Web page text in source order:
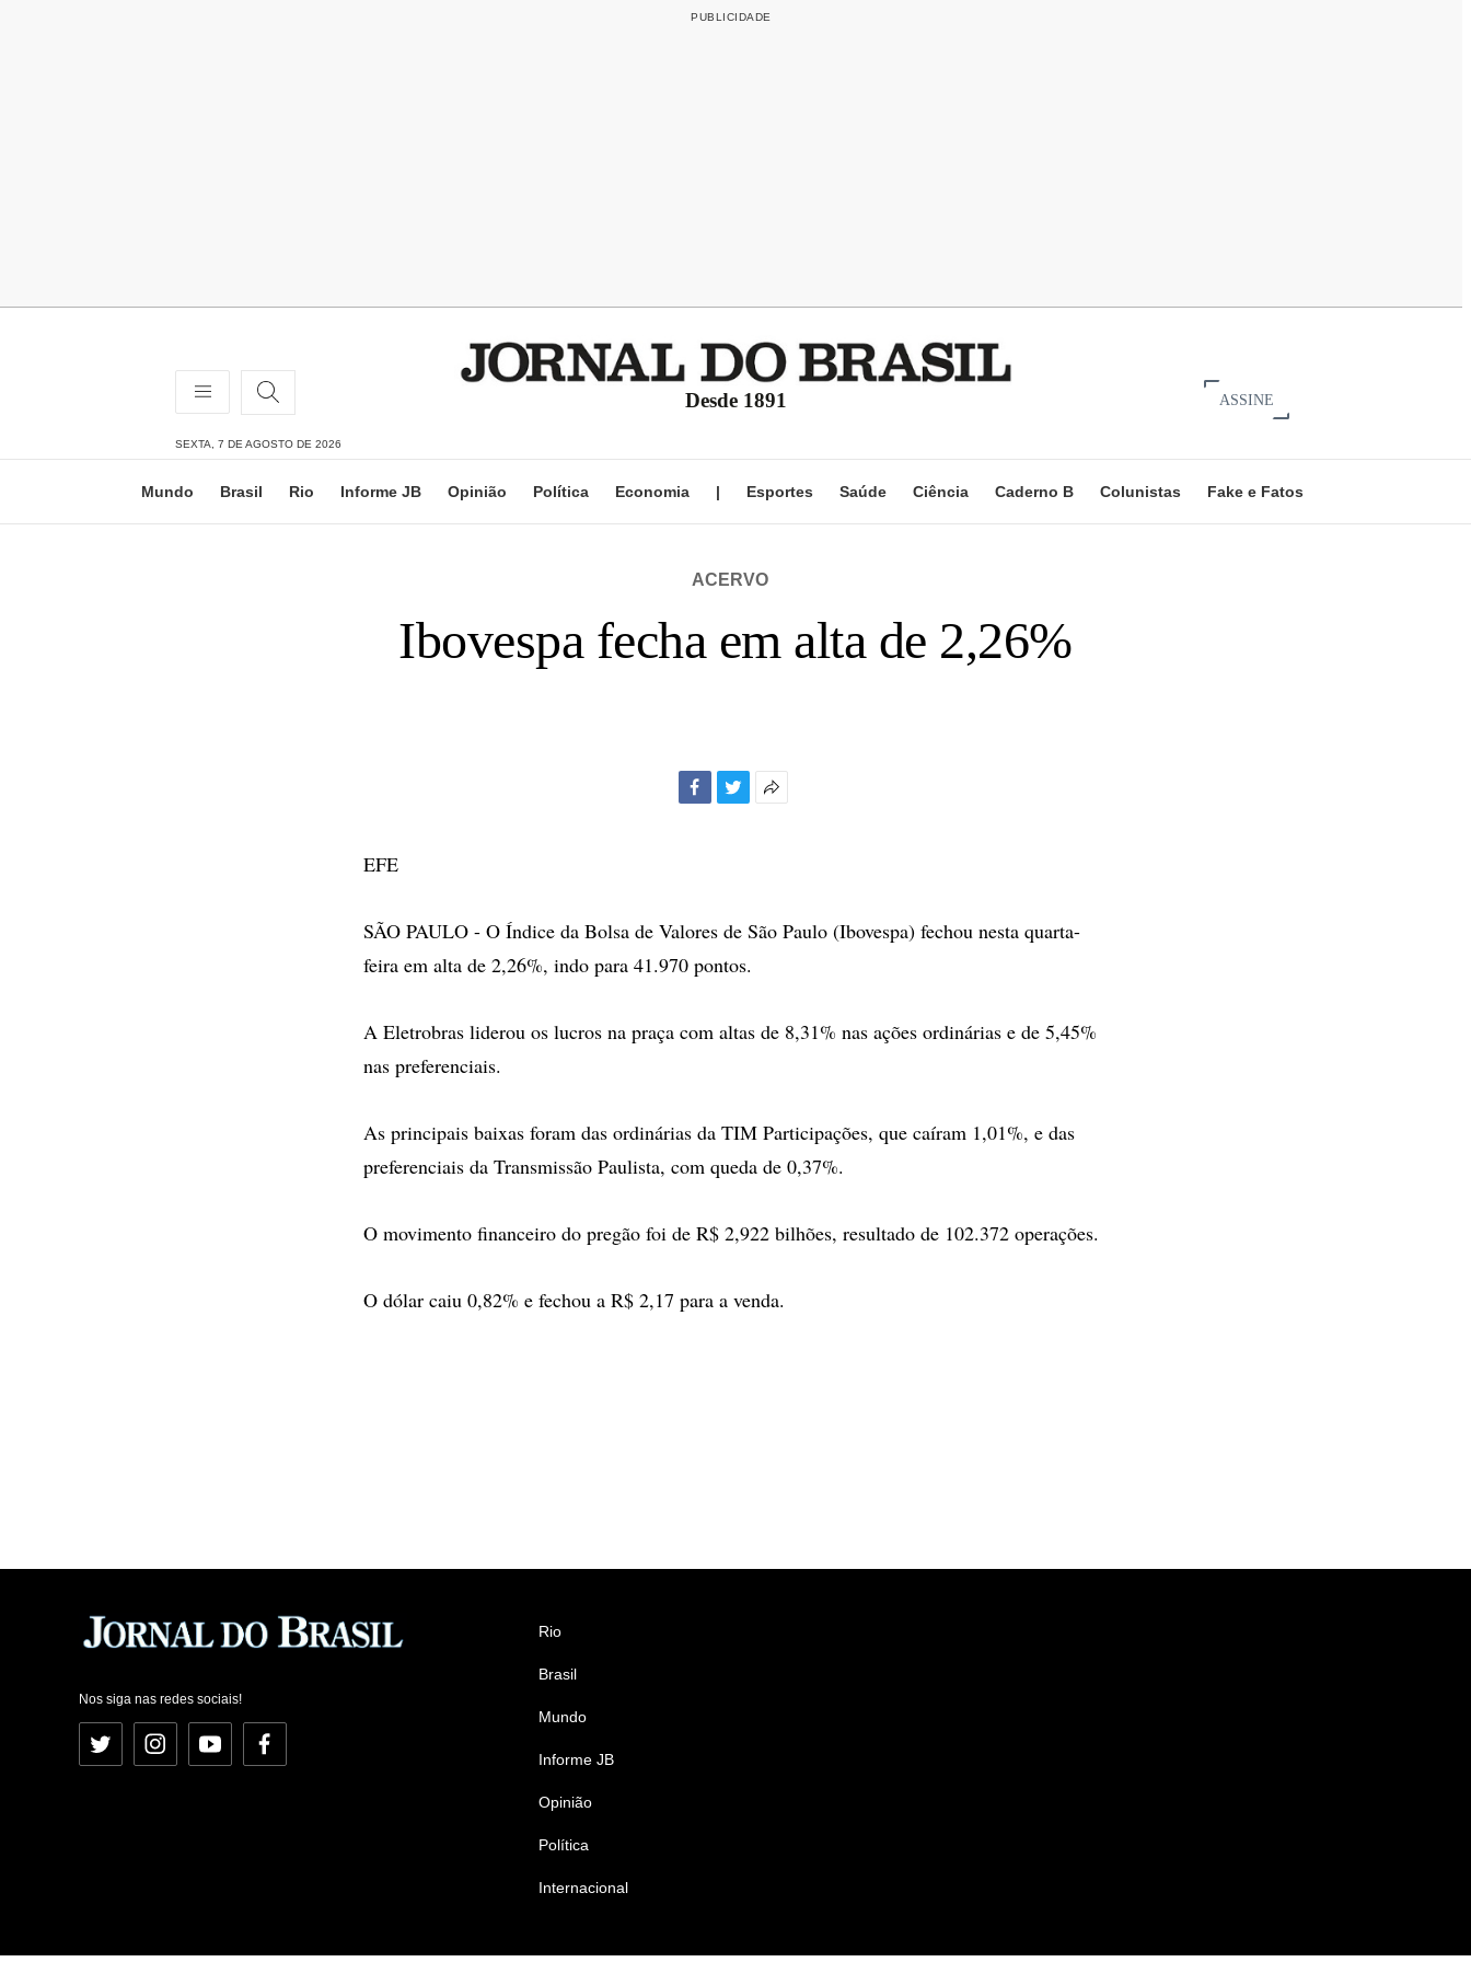
Desde 1891 ASSINE
SEXTA, 7 DE AGOSTO DE 2026
Mundo Brasil Rio Informe JB Opinião Política Economia | Esportes Saúde Ciência Caderno B Colunistas Fake e Fatos
ACERVO
Ibovespa fecha em alta de 2,26%
EFE
SÃO PAULO - O Índice da Bolsa de Valores de São Paulo (Ibovespa) fechou nesta quarta-
feira em alta de 2,26%, indo para 41.970 pontos.
A Eletrobras liderou os lucros na praça com altas de 8,31% nas ações ordinárias e de 5,45%
nas preferenciais.
As principais baixas foram das ordinárias da TIM Participações, que caíram 1,01%, e das
preferenciais da Transmissão Paulista, com queda de 0,37%.
O movimento financeiro do pregão foi de R$ 2,922 bilhões, resultado de 102.372 operações.
O dólar caiu 0,82% e fechou a R$ 2,17 para a venda.
Nos siga nas redes sociais!
Twitter InstagramYouTubeFacebook
Rio
Brasil
Mundo
Informe JB
Opinião
Política
Internacional